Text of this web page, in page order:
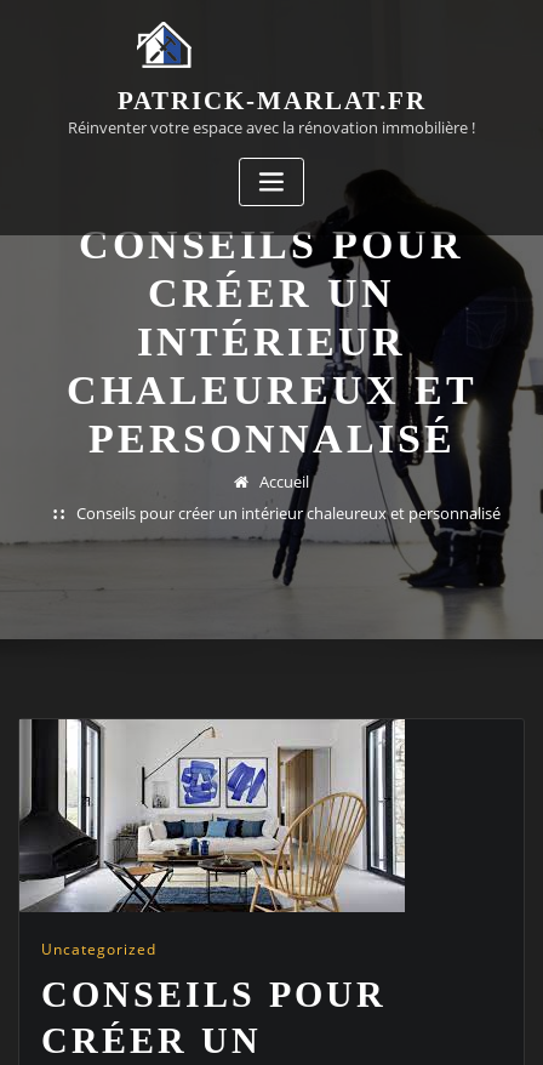
PATRICK-MARLAT.FR
Réinventer votre espace avec la rénovation immobilière !
CONSEILS POUR
CRÉER UN
INTÉRIEUR
CHALEUREUX ET
PERSONNALISÉ
Accueil
Conseils pour créer un intérieur chaleureux et personnalisé
Uncategorized
CONSEILS POUR
CRÉER UN